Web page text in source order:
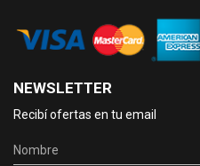
NEWSLETTER
Recibí ofertas en tu email